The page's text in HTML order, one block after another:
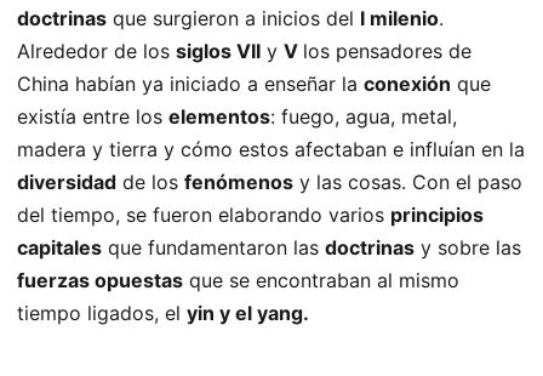
doctrinas que surgieron a inicios del I milenio.
Alrededor de los siglos VII y V los pensadores de
China habían ya iniciado a enseñar la conexión que
existía entre los elementos: fuego, agua, metal,
madera y tierra y cómo estos afectaban e influían en la
diversidad de los fenómenos y las cosas. Con el paso
del tiempo, se fueron elaborando varios principios
capitales que fundamentaron las doctrinas y sobre las
fuerzas opuestas que se encontraban al mismo
tiempo ligados, el yin y el yang.